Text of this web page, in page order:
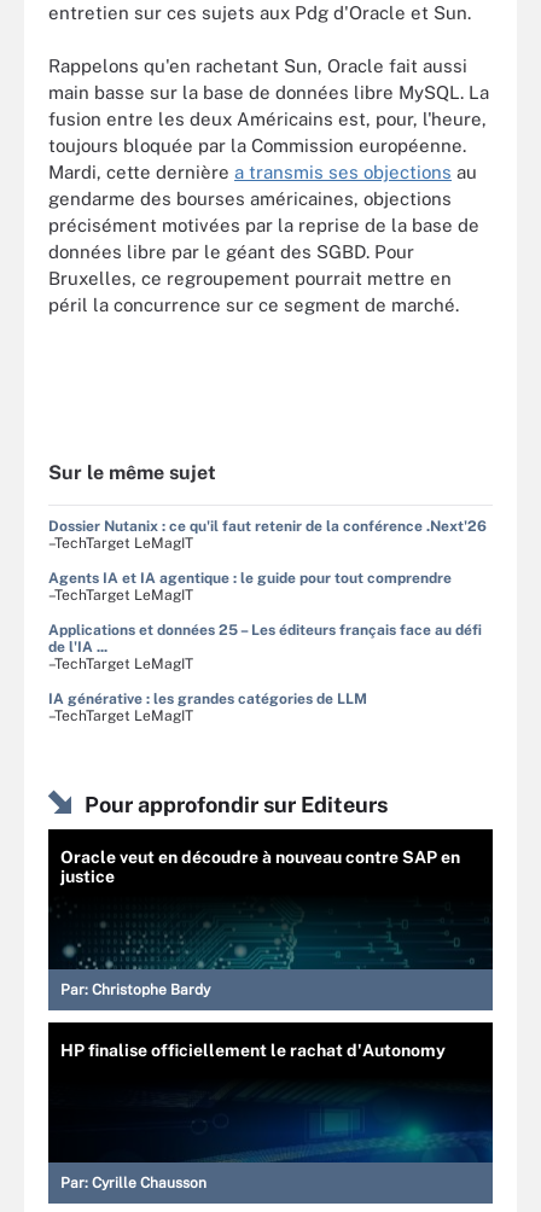
entretien sur ces sujets aux Pdg d'Oracle et Sun.
Rappelons qu'en rachetant Sun, Oracle fait aussi
main basse sur la base de données libre MySQL. La
fusion entre les deux Américains est, pour, l'heure,
toujours bloquée par la Commission européenne.
Mardi, cette dernière a transmis ses objections au
gendarme des bourses américaines, objections
précisément motivées par la reprise de la base de
données libre par le géant des SGBD. Pour
Bruxelles, ce regroupement pourrait mettre en
péril la concurrence sur ce segment de marché.
Sur le même sujet
Dossier Nutanix : ce qu'il faut retenir de la conférence .Next'26
–TechTarget LeMagIT
Agents IA et IA agentique : le guide pour tout comprendre
–TechTarget LeMagIT
Applications et données 25 – Les éditeurs français face au défi
de l'IA ...
–TechTarget LeMagIT
IA générative : les grandes catégories de LLM
–TechTarget LeMagIT
Pour approfondir sur Editeurs
Oracle veut en découdre à nouveau contre SAP en
justice
Par: Christophe Bardy
HP finalise officiellement le rachat d'Autonomy
Par: Cyrille Chausson